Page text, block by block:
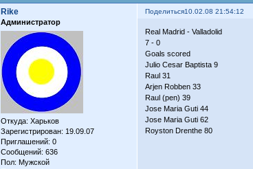
Поделиться10.02.08 21:54:12
Rike
Администратор
Откуда: Харьков
Зарегистрирован: 19.09.07
Приглашений: 0
Сообщений: 636
Пол: Мужской
Real Madrid - Valladolid
7 - 0
Goals scored
Julio Cesar Baptista 9
Raul 31
Arjen Robben 33
Raul (pen) 39
Jose Maria Guti 44
Jose Maria Guti 62
Royston Drenthe 80